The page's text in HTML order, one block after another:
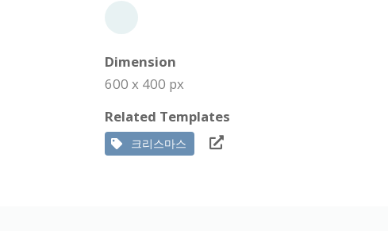
Dimension
600 x 400 px
Related Templates
크리스마스